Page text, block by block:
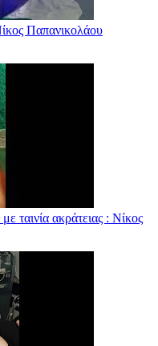
Παπανικολάου
ταινία ακράτειας : Νίκος